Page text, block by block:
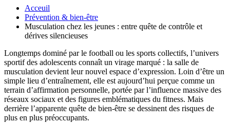
Acceuil
Prévention & bien-être
Musculation chez les jeunes : entre quête de contrôle et
dérives silencieuses
Longtemps dominé par le football ou les sports collectifs, l’univers
sportif des adolescents connaît un virage marqué : la salle de
musculation devient leur nouvel espace d’expression. Loin d’être un
simple lieu d’entraînement, elle est aujourd’hui perçue comme un
terrain d’affirmation personnelle, portée par l’influence massive des
réseaux sociaux et des figures emblématiques du fitness. Mais
derrière l’apparente quête de bien-être se dessinent des risques de
plus en plus préoccupants.